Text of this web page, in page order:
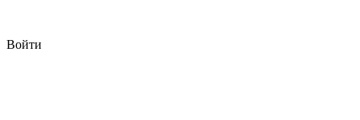
Войти